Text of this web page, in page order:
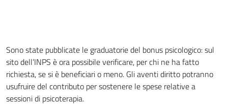
Sono state pubblicate le graduatorie del bonus psicologico: sul
sito dell’INPS è ora possibile verificare, per chi ne ha fatto
richiesta, se si è beneficiari o meno. Gli aventi diritto potranno
usufruire del contributo per sostenere le spese relative a
sessioni di psicoterapia.